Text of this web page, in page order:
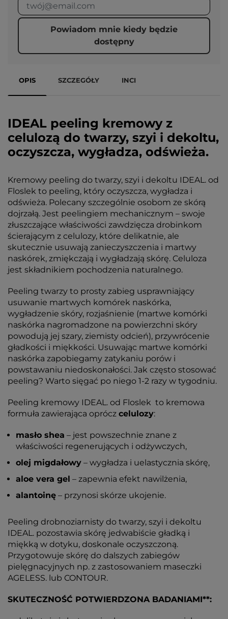
Powiadom mnie kiedy będzie
dostępny
OPIS SZCZEGÓŁY INCI
IDEAL peeling kremowy z
celulozą do twarzy, szyi i dekoltu,
oczyszcza, wygładza, odświeża.
Kremowy peeling do twarzy, szyi i dekoltu IDEAL. od
Floslek to peeling, który oczyszcza, wygładza i
odświeża. Polecany szczególnie osobom ze skórą
dojrzałą. Jest peelingiem mechanicznym – swoje
złuszczające właściwości zawdzięcza drobinkom
ścierającym z celulozy, które delikatnie, ale
skutecznie usuwają zanieczyszczenia i martwy
naskórek, zmiękczają i wygładzają skórę. Celuloza
jest składnikiem pochodzenia naturalnego.
Peeling twarzy to prosty zabieg usprawniający
usuwanie martwych komórek naskórka,
wygładzenie skóry, rozjaśnienie (martwe komórki
naskórka nagromadzone na powierzchni skóry
powodują jej szary, ziemisty odcień), przywrócenie
gładkości i miękkości. Usuwając martwe komórki
naskórka zapobiegamy zatykaniu porów i
powstawaniu niedoskonałości. Jak często stosować
peeling? Warto sięgać po niego 1-2 razy w tygodniu.
Peeling kremowy IDEAL. od Floslek to kremowa
formuła zawierająca oprócz celulozy:
masło shea – jest powszechnie znane z
właściwości regenerujących i odżywczych,
olej migdałowy – wygładza i uelastycznia skórę,
aloe vera gel – zapewnia efekt nawilżenia,
alantoinę – przynosi skórze ukojenie.
Peeling drobnoziarnisty do twarzy, szyi i dekoltu
IDEAL. pozostawia skórę jedwabiście gładką i
miękką w dotyku, doskonale oczyszczoną.
Przygotowuje skórę do dalszych zabiegów
pielęgnacyjnych np. z zastosowaniem maseczki
AGELESS. lub CONTOUR.
SKUTECZNOŚĆ POTWIERDZONA BADANIAMI**: